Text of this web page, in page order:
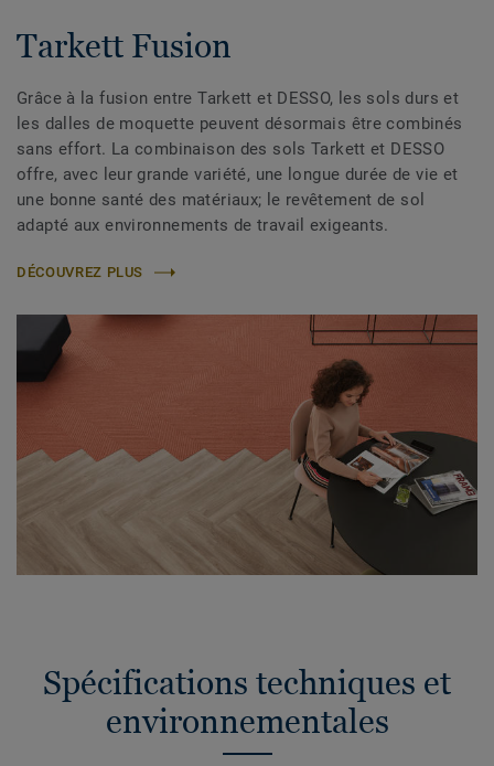
Tarkett Fusion
Grâce à la fusion entre Tarkett et DESSO, les sols durs et
les dalles de moquette peuvent désormais être combinés
sans effort. La combinaison des sols Tarkett et DESSO
offre, avec leur grande variété, une longue durée de vie et
une bonne santé des matériaux; le revêtement de sol
adapté aux environnements de travail exigeants.
DÉCOUVREZ PLUS
Spécifications techniques et
environnementales